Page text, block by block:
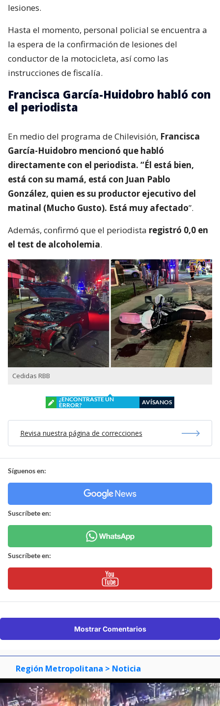
lesiones.
Hasta el momento, personal policial se encuentra a
la espera de la confirmación de lesiones del
conductor de la motocicleta, así como las
instrucciones de fiscalía.
Francisca García-Huidobro habló con
el periodista
En medio del programa de Chilevisión, Francisca
García-Huidobro mencionó que habló
directamente con el periodista. “Él está bien,
está con su mamá, está con Juan Pablo
González, quien es su productor ejecutivo del
matinal (Mucho Gusto). Está muy afectado”.
Además, confirmó que el periodista registró 0,0 en
el test de alcoholemia.
Cedidas RBB
¿ENCONTRASTE UN
ERROR?
AVÍSANOS
Revisa nuestra página de correcciones
Síguenos en:
Suscríbete en:
Suscríbete en:
Mostrar Comentarios
Región Metropolitana > Noticia